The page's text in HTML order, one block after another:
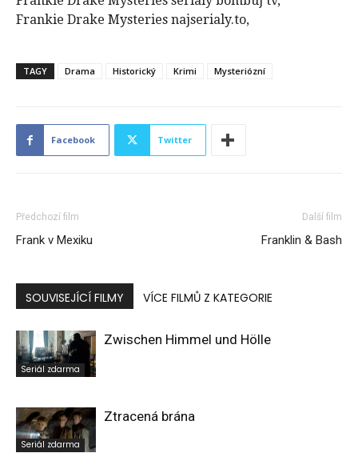
Frankie Drake Mysteries najserialy.to,
TAGY Drama Historický Krimi Mysteriózní
Facebook Twitter
Předchozí film
Frank v Mexiku
Další film
Franklin & Bash
SOUVISEJÍCÍ FILMY VÍCE FILMŮ Z KATEGORIE
Seriál zdarma
Zwischen Himmel und Hölle
Seriál zdarma
Ztracená brána